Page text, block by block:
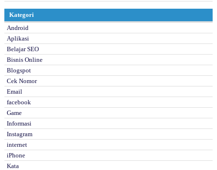
Kategori
Android
Aplikasi
Belajar SEO
Bisnis Online
Blogspot
Cek Nomor
Email
facebook
Game
Informasi
Instagram
internet
iPhone
Kata